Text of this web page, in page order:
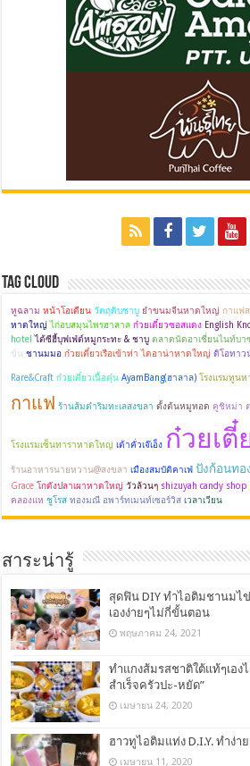
Tag Cloud
หูฉลาม หน้าโอเดียน วัตถุดิบชาบู ยำขนมจีนหาดใหญ่ กาแฟ
หาดใหญ่ ไก่อบสมุนไพรฮาลาล ก๋วยเตี๋ยวซอสแดง English
hotel ไต้ซีฮี้บุฟเฟ่ต์หมูกระทะ & ชาบู ตลาดนัดอาเชี่ยนไนท์บ
ข้น ชานมมอ ก๋วยเตี๋ยวเรือเข้าท่า ไดอาน่าหาดใหญ่ ดิโอทาว
Rare&Craft ก๋วยเตี๋ยวเนื้อตุ๋น AyamBang(ฮาลาล) โรงแรมทูน
กาแฟ ร้านส้มตำริมทะเลสงขลา ตั้งต้นหมูทอด คูชิหม่า
โรงแรมเซ็นทาราหาดใหญ่ เต้าคั่วเจ๊เอ็ง ก๋วยเตี๋
ร้านอาหารนายหวาน@สงขลา เมืองสมบัติคาเฟ่ ปังก้อนทอ
Grace โกดังปลาเผาหาดใหญ่ วัวล้วนๆ shizuyah candy shop
คลองแห ชูโรส ทองมณี อพาร์ทเมนท์เซอร์วิส เวลาเวียน
สาระน่ารู้
สุดฟิน DIY ทำไอติมชานมไ
เองง่ายๆไม่กี่ขั้นตอน
พฤษภาคม 24, 2021
ทำแกงส้มรสชาติใต้แท้ๆเอง
สำเร็จครัวปะ-หยัด”
เมษายน 24, 2020
ฮาวทูไอติมแท่ง D.I.Y. ทำง่า
เมษายน 11, 2020